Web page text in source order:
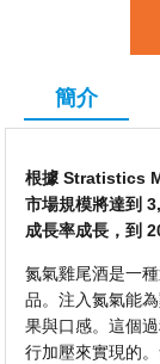
簡介
根據 Stratistics
市場規模將達到
成長率成長，到
氮氣雞尾酒是一
品。注入氮氣能
果與口感。這個
行加壓來實現的